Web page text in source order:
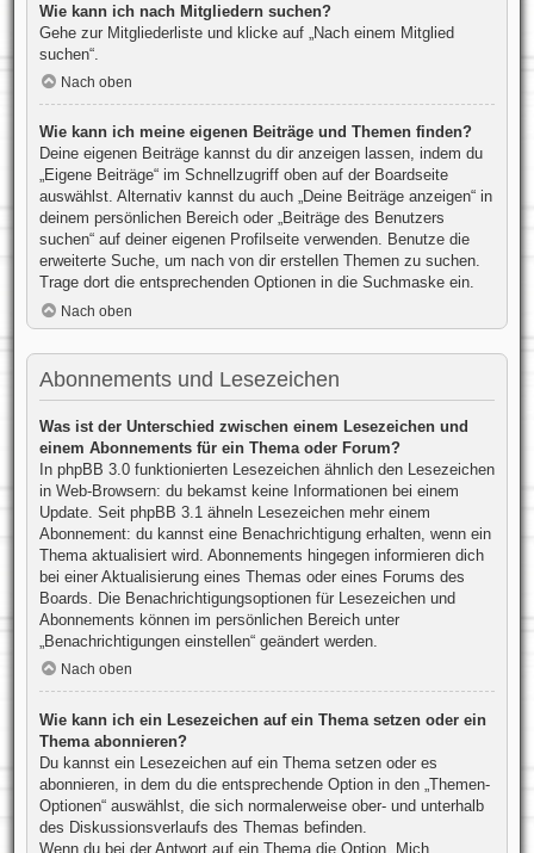
Wie kann ich nach Mitgliedern suchen?
Gehe zur Mitgliederliste und klicke auf „Nach einem Mitglied
suchen“.
Nach oben
Wie kann ich meine eigenen Beiträge und Themen finden?
Deine eigenen Beiträge kannst du dir anzeigen lassen, indem du
„Eigene Beiträge“ im Schnellzugriff oben auf der Boardseite
auswählst. Alternativ kannst du auch „Deine Beiträge anzeigen“ in
deinem persönlichen Bereich oder „Beiträge des Benutzers
suchen“ auf deiner eigenen Profilseite verwenden. Benutze die
erweiterte Suche, um nach von dir erstellen Themen zu suchen.
Trage dort die entsprechenden Optionen in die Suchmaske ein.
Nach oben
Abonnements und Lesezeichen
Was ist der Unterschied zwischen einem Lesezeichen und
einem Abonnements für ein Thema oder Forum?
In phpBB 3.0 funktionierten Lesezeichen ähnlich den Lesezeichen
in Web-Browsern: du bekamst keine Informationen bei einem
Update. Seit phpBB 3.1 ähneln Lesezeichen mehr einem
Abonnement: du kannst eine Benachrichtigung erhalten, wenn ein
Thema aktualisiert wird. Abonnements hingegen informieren dich
bei einer Aktualisierung eines Themas oder eines Forums des
Boards. Die Benachrichtigungsoptionen für Lesezeichen und
Abonnements können im persönlichen Bereich unter
„Benachrichtigungen einstellen“ geändert werden.
Nach oben
Wie kann ich ein Lesezeichen auf ein Thema setzen oder ein
Thema abonnieren?
Du kannst ein Lesezeichen auf ein Thema setzen oder es
abonnieren, in dem du die entsprechende Option in den „Themen-
Optionen“ auswählst, die sich normalerweise ober- und unterhalb
des Diskussionsverlaufs des Themas befinden.
Wenn du bei der Antwort auf ein Thema die Option „Mich